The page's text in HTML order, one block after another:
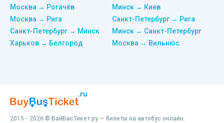
Москва → Рогачёв
Москва → Рига
Санкт-Петербург → Минск
Харьков → Белгород
Минск → Киев
Санкт-Петербург → Рига
Минск → Санкт-Петербург
Москва → Вильнюс
2015 - 2026 © БайБасТикет.ру — билеты на автобус онлайн.